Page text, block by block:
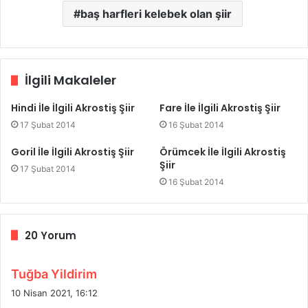
baş harfleri kelebek olan şiir
İlgili Makaleler
Hindi İle İlgili Akrostiş Şiir
17 Şubat 2014
Fare İle İlgili Akrostiş Şiir
16 Şubat 2014
Goril İle İlgili Akrostiş Şiir
17 Şubat 2014
Örümcek İle İlgili Akrostiş
Şiir
16 Şubat 2014
20 Yorum
Tuğba Yildirim
10 Nisan 2021, 16:12